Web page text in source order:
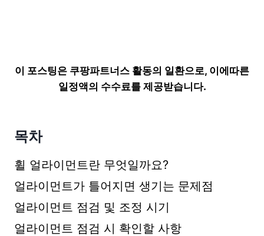
이 포스팅은 쿠팡파트너스 활동의 일환으로, 이에따른
일정액의 수수료를 제공받습니다.
목차
휠 얼라이먼트란 무엇일까요?
얼라이먼트가 틀어지면 생기는 문제점
얼라이먼트 점검 및 조정 시기
얼라이먼트 점검 시 확인할 사항